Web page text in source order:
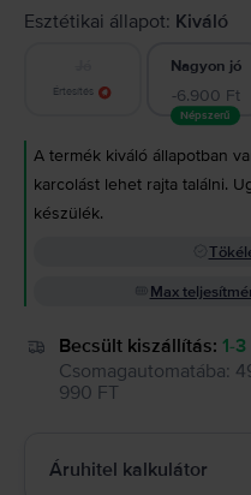
Esztétikai állapot: Kiváló
Értesítés
Nagyon jó
-6.900 Ft
Népszerű
A termék kiváló állapotban
karcolást lehet rajta találni.
készülék.
Max
Becsült kiszállítás: 1-
Csomagautomatába:
990 FT
Áruhitel kalkulátor